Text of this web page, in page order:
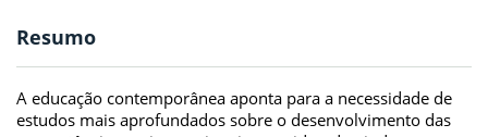
Resumo
A educação contemporânea aponta para a necessidade de
estudos mais aprofundados sobre o desenvolvimento das